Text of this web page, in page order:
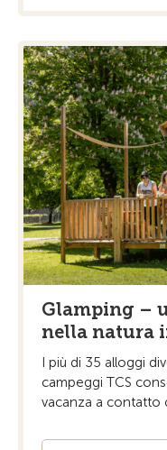
Glamping –
nella natura
I più di 35 alloggi
campeggi TCS
vacanza a contatto